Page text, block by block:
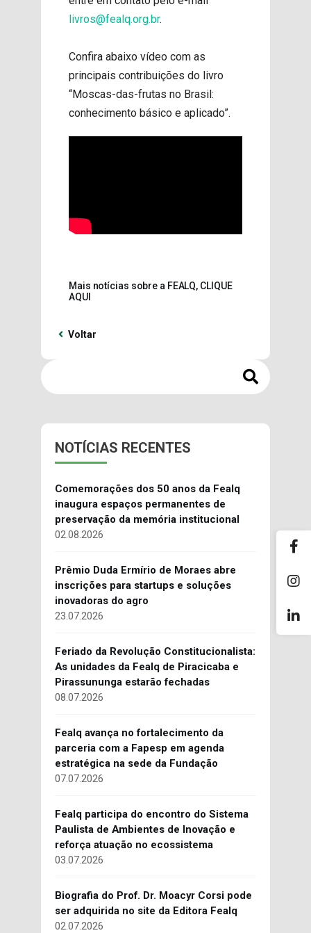
livros@fealq.org.br.
Confira abaixo vídeo com as
principais contribuições do livro
“Moscas-das-frutas no Brasil:
conhecimento básico e aplicado”.
Mais notícias sobre a FEALQ, CLIQUE
AQUI
Voltar
NOTÍCIAS RECENTES
Comemorações dos 50 anos da Fealq
inaugura espaços permanentes de
preservação da memória institucional
02.08.2026
Prêmio Duda Ermírio de Moraes abre
inscrições para startups e soluções
inovadoras do agro
23.07.2026
Feriado da Revolução Constitucionalista:
As unidades da Fealq de Piracicaba e
Pirassununga estarão fechadas
08.07.2026
Fealq avança no fortalecimento da
parceria com a Fapesp em agenda
estratégica na sede da Fundação
07.07.2026
Fealq participa do encontro do Sistema
Paulista de Ambientes de Inovação e
reforça atuação no ecossistema
03.07.2026
Biografia do Prof. Dr. Moacyr Corsi pode
ser adquirida no site da Editora Fealq
02.07.2026